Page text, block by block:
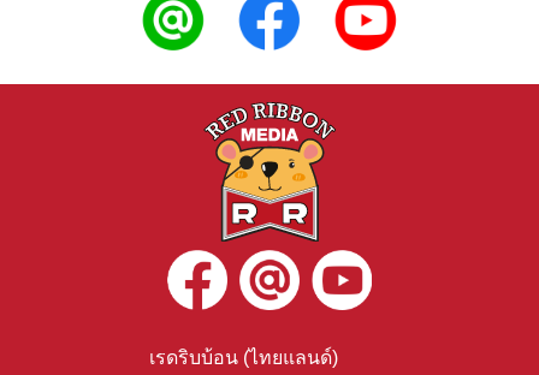
เรดริบบ้อน (ไทยแลนด์)